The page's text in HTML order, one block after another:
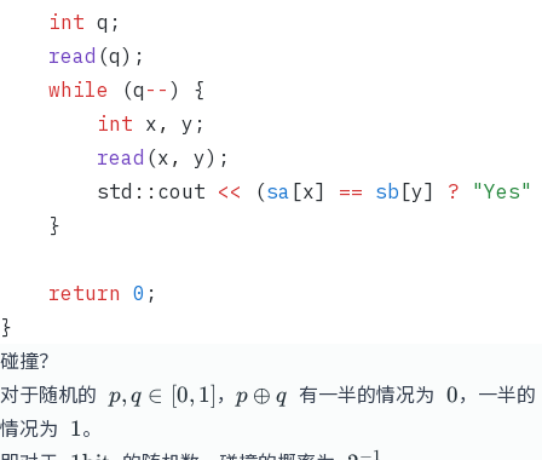
    int
q;
    read
(q);
    while
(q -- ) {
        int
x ,
y;
        read
(x ,
y);
        std
:: cout << (sa [x] == sb [y] ? "Yes"
    }
    return
0 ;
}
碰撞？
对于随机的 p, q
[0,1]
p, q ∈ [0, 1] ， p
p ⊕ q 有一半的情况为0
0，一半的
情况为 1
1。
−1